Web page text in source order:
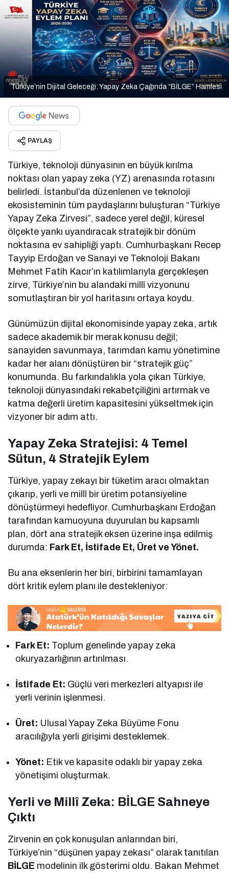
Türkiye’nin Dijital Geleceği: Yapay Zeka Çağında “BİLGE” Hamlesi
PAYLAŞ
Türkiye, teknoloji dünyasının en büyük kırılma
noktası olan yapay zeka (YZ) arenasında rotasını
belirledi. İstanbul’da düzenlenen ve teknoloji
ekosisteminin tüm paydaşlarını buluşturan “Türkiye
Yapay Zeka Zirvesi”, sadece yerel değil, küresel
ölçekte yankı uyandıracak stratejik bir dönüm
noktasına ev sahipliği yaptı. Cumhurbaşkanı Recep
Tayyip Erdoğan ve Sanayi ve Teknoloji Bakanı
Mehmet Fatih Kacır’ın katılımlarıyla gerçekleşen
zirve, Türkiye’nin bu alandaki millî vizyonunu
somutlaştıran bir yol haritasını ortaya koydu.
Günümüzün dijital ekonomisinde yapay zeka, artık
sadece akademik bir merak konusu değil;
sanayiden savunmaya, tarımdan kamu yönetimine
kadar her alanı dönüştüren bir “stratejik güç”
konumunda. Bu farkındalıkla yola çıkan Türkiye,
teknoloji dünyasındaki rekabetçiliğini artırmak ve
katma değerli üretim kapasitesini yükseltmek için
vizyoner bir adım attı.
Yapay Zeka Stratejisi: 4 Temel
Sütun, 4 Stratejik Eylem
Türkiye, yapay zekayı bir tüketim aracı olmaktan
çıkarıp, yerli ve millî bir üretim potansiyeline
dönüştürmeyi hedefliyor. Cumhurbaşkanı Erdoğan
tarafından kamuoyuna duyurulan bu kapsamlı
plan, dört ana stratejik eksen üzerine inşa edilmiş
durumda: Fark Et, İstifade Et, Üret ve Yönet.
Bu ana eksenlerin her biri, birbirini tamamlayan
dört kritik eylem planı ile destekleniyor:
Fark Et: Toplum genelinde yapay zeka
okuryazarlığının artırılması.
İstifade Et: Güçlü veri merkezleri altyapısı ile
yerli verinin işlenmesi.
Üret: Ulusal Yapay Zeka Büyüme Fonu
aracılığıyla yerli girişimi desteklemek.
Yönet: Etik ve kapasite odaklı bir yapay zeka
yönetişimi oluşturmak.
Yerli ve Millî Zeka: BİLGE Sahneye
Çıktı
Zirvenin en çok konuşulan anlarından biri,
Türkiye’nin “düşünen yapay zekası” olarak tanıtılan
BİLGE modelinin ilk gösterimi oldu. Bakan Mehmet